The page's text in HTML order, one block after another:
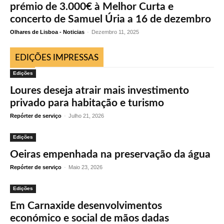
prémio de 3.000€ à Melhor Curta e
concerto de Samuel Úria a 16 de dezembro
Olhares de Lisboa - Noticias - Dezembro 11, 2025
EDIÇÕES IMPRESSAS
Edições
Loures deseja atrair mais investimento
privado para habitação e turismo
Repórter de serviço - Julho 21, 2026
Edições
Oeiras empenhada na preservação da água
Repórter de serviço - Maio 23, 2026
Edições
Em Carnaxide desenvolvimentos
económico e social de mãos dadas